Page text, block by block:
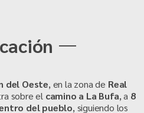
del Oeste, en la zona de Real
sobre el camino a La Bufa, a 8
del pueblo, siguiendo los